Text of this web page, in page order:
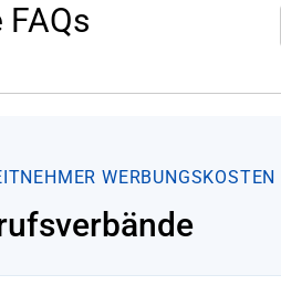
WERBUNGSKOSTEN